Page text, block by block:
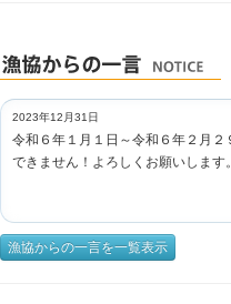
2023年12月31日
令和６年１月１日～令和６年２月
できません！よろしくお願いします。
漁協からの一言を一覧表示